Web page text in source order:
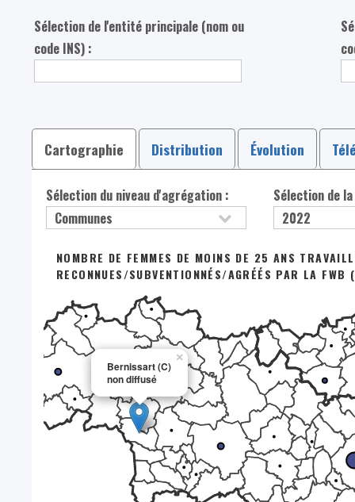
Sélection de l'entité principale (nom ou
code INS) :
Cartographie Distribution Évolution
Sélection du niveau d'agrégation : Sélection de
Bernissart (C)
non diffusé
×
NOMBRE DE FEMMES DE MOINS DE 25 ANS
RECONNUES/SUBVENTIONNÉS/AGRÉÉS PAR LA